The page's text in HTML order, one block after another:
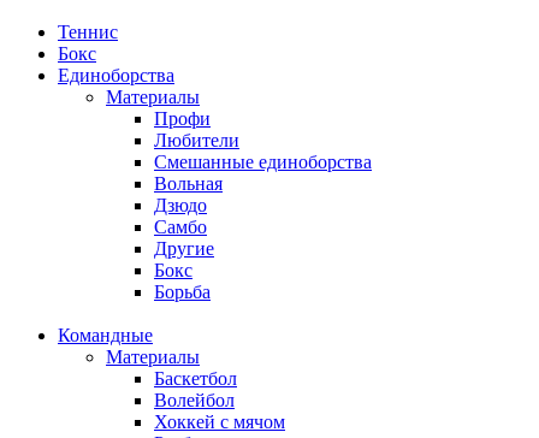
Теннис
Бокс
Единоборства
Материалы
Профи
Любители
Смешанные единоборства
Вольная
Дзюдо
Самбо
Другие
Бокс
Борьба
Командные
Материалы
Баскетбол
Волейбол
Хоккей с мячом